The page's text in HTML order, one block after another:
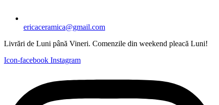
ericaceramica@gmail.com
Livrări de Luni până Vineri. Comenzile din weekend pleacă Luni!
Icon-facebook Instagram